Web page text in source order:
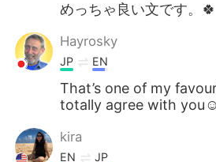
めっちゃ良い文です。🍀
Hayrosky
JP EN
That’s one of my
totally agree with you☺️
kira
EN JP